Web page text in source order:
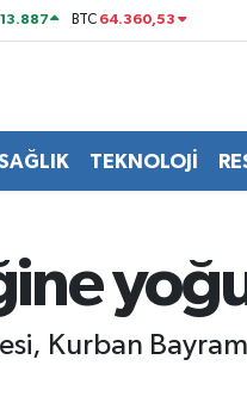
13.887 BTC 64.360,53
TEKNOLOJİ
Kurban